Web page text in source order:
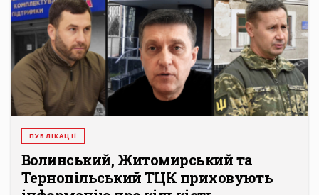
ПУБЛІКАЦІЇ
Волинський, Житомирський та
Тернопільський ТЦК приховують